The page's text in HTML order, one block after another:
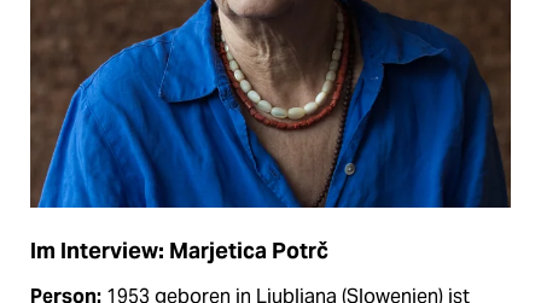
Im Interview: Marjetica Potrč
Person: 1953 geboren in Ljubljana (Slowenien) ist